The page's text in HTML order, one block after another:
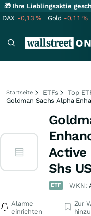
🎁 Ihre Lieblingsaktie
DAX -0,13% Gold -0,11%
Startseite ETFs
Top
Goldman Sachs Alpha
Active
Shs
ETF WKN:
Alarme
einrichten
Zur